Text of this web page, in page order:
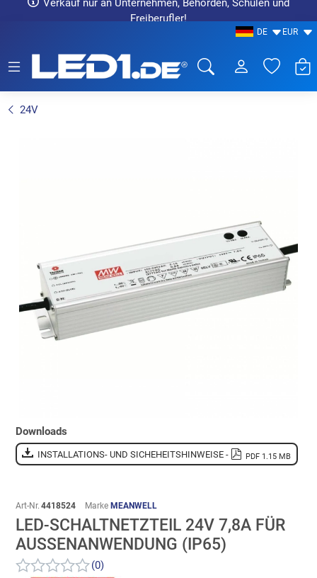
Verkauf nur an Unternehmen, Behörden, Schulen und
Freiberufler!
DE EUR
24V
Downloads
INSTALLATIONS- UND SICHEHEITSHINWEISE - PDF 1.15 MB
Art-Nr. 4418524 Marke MEANWELL
LED-SCHALTNETZTEIL 24V 7,8A FÜR
AUSSENANWENDUNG (IP65)
(0)